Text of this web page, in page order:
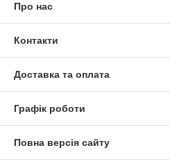
Про нас
Контакти
Доставка та оплата
Графік роботи
Повна версія сайту